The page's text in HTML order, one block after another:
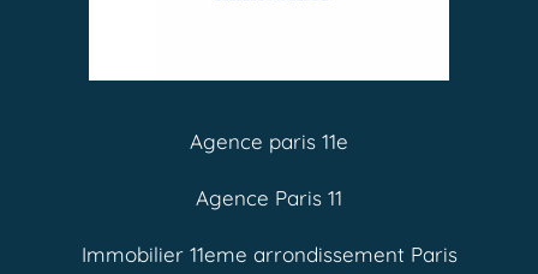
Agence paris 11e
Agence Paris 11
Immobilier 11eme arrondissement Paris